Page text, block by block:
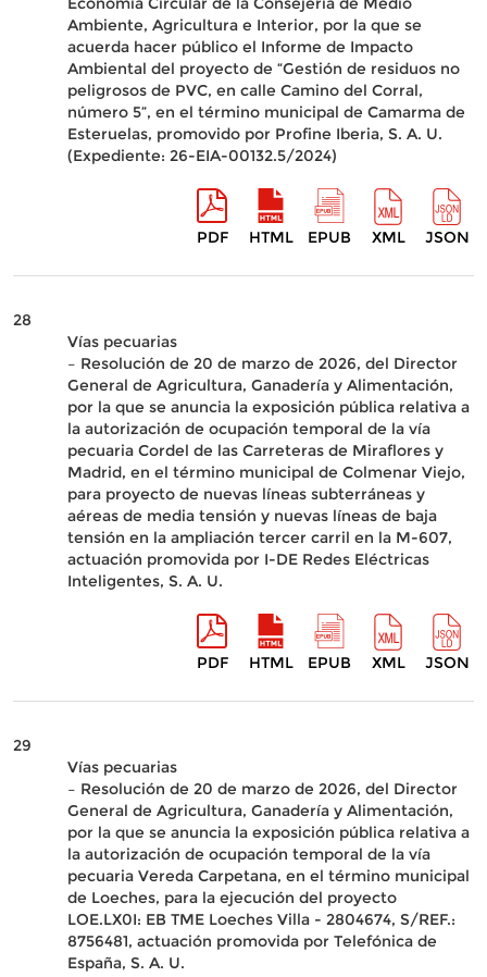
Ambiente, Agricultura e Interior, por la que se
acuerda hacer público el Informe de Impacto
Ambiental del proyecto de “Gestión de residuos no
peligrosos de PVC, en calle Camino del Corral,
número 5”, en el término municipal de Camarma de
Esteruelas, promovido por Profine Iberia, S. A. U.
(Expediente: 26-EIA-00132.5/2024)
PDF HTML EPUB XML JSON
28
Vías pecuarias
– Resolución de 20 de marzo de 2026, del Director
General de Agricultura, Ganadería y Alimentación,
por la que se anuncia la exposición pública relativa a
la autorización de ocupación temporal de la vía
pecuaria Cordel de las Carreteras de Miraflores y
Madrid, en el término municipal de Colmenar Viejo,
para proyecto de nuevas líneas subterráneas y
aéreas de media tensión y nuevas líneas de baja
tensión en la ampliación tercer carril en la M-607,
actuación promovida por I-DE Redes Eléctricas
Inteligentes, S. A. U.
PDF HTML EPUB XML JSON
29
Vías pecuarias
– Resolución de 20 de marzo de 2026, del Director
General de Agricultura, Ganadería y Alimentación,
por la que se anuncia la exposición pública relativa a
la autorización de ocupación temporal de la vía
pecuaria Vereda Carpetana, en el término municipal
de Loeches, para la ejecución del proyecto
LOE.LX0I: EB TME Loeches Villa - 2804674, S/REF.:
8756481, actuación promovida por Telefónica de
España, S. A. U.